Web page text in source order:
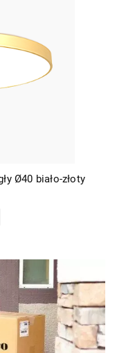
Ø40 biało-złoty